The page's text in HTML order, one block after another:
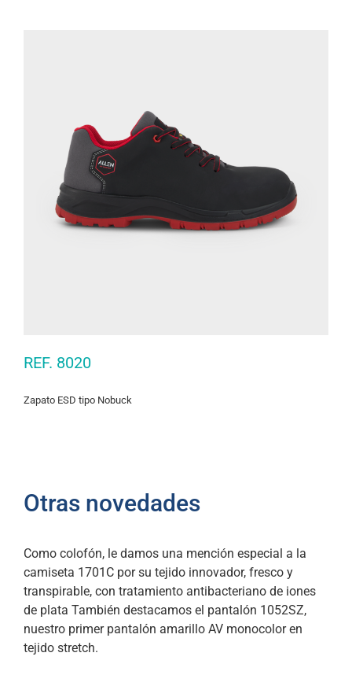
REF. 8020
Zapato ESD tipo Nobuck
Otras novedades
Como colofón, le damos una mención especial a la
camiseta 1701C por su tejido innovador, fresco y
transpirable, con tratamiento antibacteriano de iones
de plata También destacamos el pantalón 1052SZ,
nuestro primer pantalón amarillo AV monocolor en
tejido stretch.